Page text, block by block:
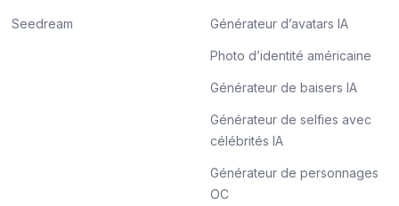
Seedream Générateur d’avatars IA
Photo d’identité américaine
Générateur de baisers IA
Générateur de selfies avec
célébrités IA
Générateur de personnages
OC